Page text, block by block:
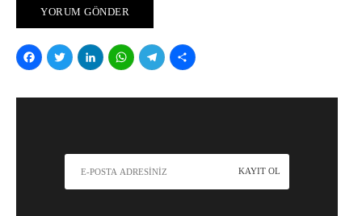
Facebook
Twitter
LinkedIn
WhatsApp
Telegram